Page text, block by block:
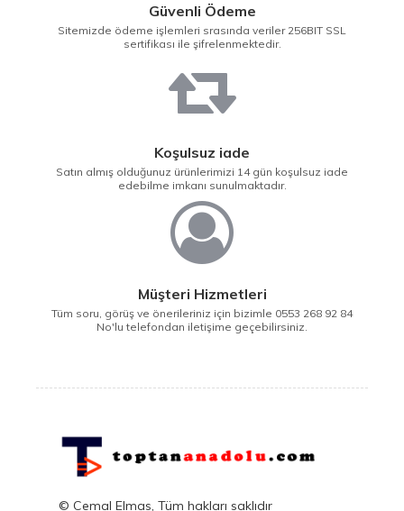
Güvenli Ödeme
Sitemizde ödeme işlemleri srasında veriler 256BIT SSL
sertifikası ile şifrelenmektedir.
Koşulsuz iade
Satın almış olduğunuz ürünlerimizi 14 gün koşulsuz iade
edebilme imkanı sunulmaktadır.
Müşteri Hizmetleri
Tüm soru, görüş ve önerileriniz için bizimle 0553 268 92 84
No'lu telefondan iletişime geçebilirsiniz.
© Cemal Elmas, Tüm hakları saklıdır